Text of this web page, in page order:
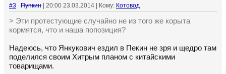
#3 Пупкин | 20:00 23.03.2014 | Кому: Котовод
> Эти протестующие случайно не из того же корыта
кормятся, что и наша попозиция?
Надеюсь, что Янкукович ездил в Пекин не зря и щедро там
поделился своим Хитрым планом с китайскими
товарищами.